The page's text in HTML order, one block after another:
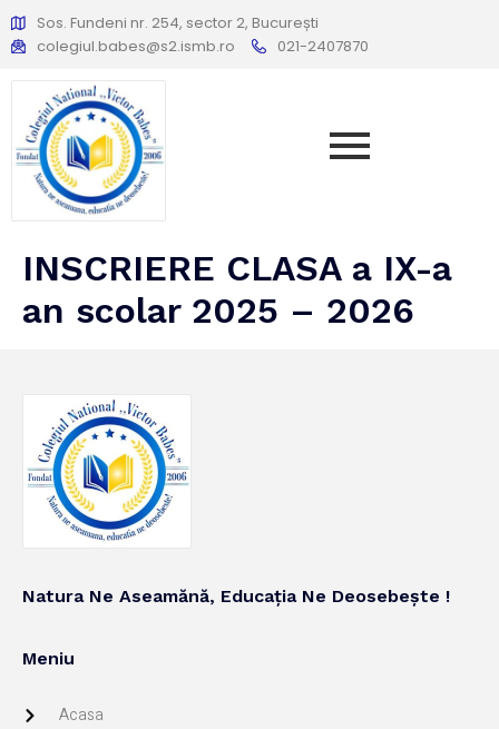
Sos. Fundeni nr. 254, sector 2, București
colegiul.babes@s2.ismb.ro
021-2407870
INSCRIERE CLASA a IX-a
an scolar 2025 – 2026
Natura Ne Aseamănă, Educația Ne Deosebește !
Meniu
Acasa